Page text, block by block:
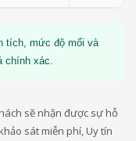
tích, mức độ mối và
chính xác.
sẽ nhận được sự hỗ
sát miễn phí, Uy tín